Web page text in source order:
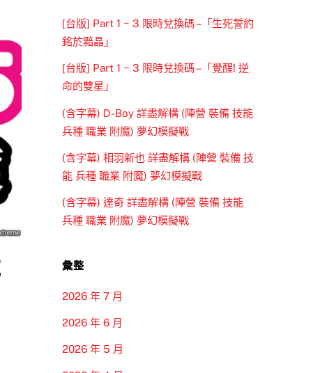
[台版] Part 1 ~ 3 限時兌換碼 –「生死誓約
銘於黯晶」
[台版] Part 1 ~ 3 限時兌換碼 –「覺醒! 逆
命的雙星」
(含字幕) D-Boy 詳盡解構 (陣營 裝備 技能
兵種 職業 附魔) 夢幻模擬戰
(含字幕) 相羽新也 詳盡解構 (陣營 裝備 技
能 兵種 職業 附魔) 夢幻模擬戰
(含字幕) 達奇 詳盡解構 (陣營 裝備 技能
兵種 職業 附魔) 夢幻模擬戰
彙整
2026 年 7 月
2026 年 6 月
2026 年 5 月